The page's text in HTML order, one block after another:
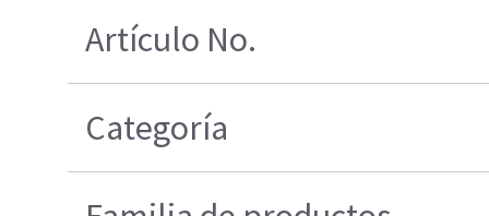
Artículo No.
Categoría